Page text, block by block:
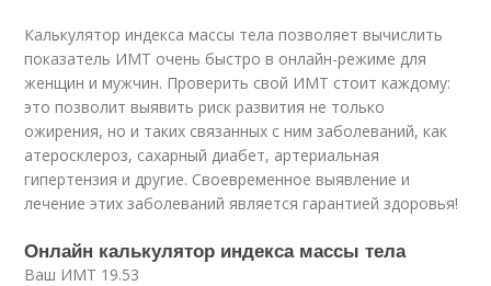
Калькулятор индекса массы тела позволяет вычислить
показатель ИМТ очень быстро в онлайн-режиме для
женщин и мужчин. Проверить свой ИМТ стоит каждому:
это позволит выявить риск развития не только
ожирения, но и таких связанных с ним заболеваний, как
атеросклероз, сахарный диабет, артериальная
гипертензия и другие. Своевременное выявление и
лечение этих заболеваний является гарантией здоровья!
Онлайн калькулятор индекса массы тела
Ваш ИМТ 19.53